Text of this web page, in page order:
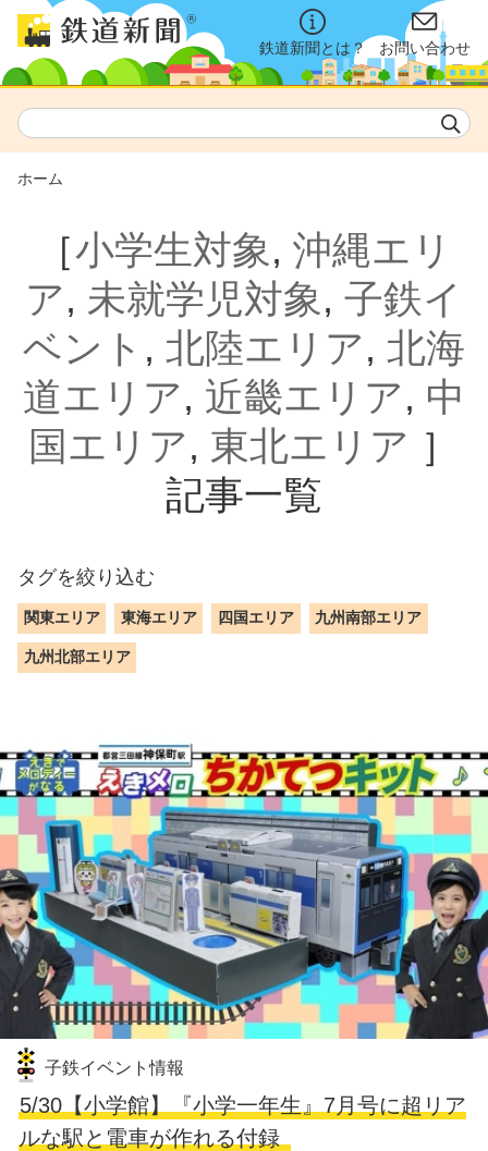
鉄道新聞とは？ お問い合わせ
ホーム
［小学生対象, 沖縄エリ
ア, 未就学児対象, 子鉄イ
ベント , 北陸エリア, 北海
道エリア, 近畿エリア, 中
国エリア, 東北エリア ］
記事一覧
タグを絞り込む
関東エリア 東海エリア 四国エリア 九州南部エリア
九州北部エリア
子鉄イベント情報
5/30【小学館】『小学一年生』7月号に超リア
ルな駅と電車が作れる付録